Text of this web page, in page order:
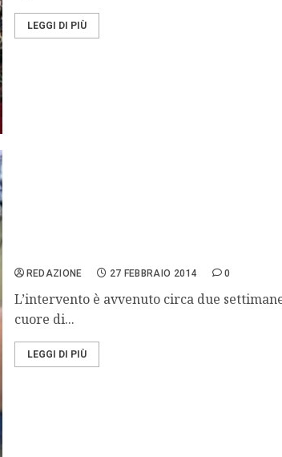
LEGGI DI PIÙ
REDAZIONE 27 FEBBRAIO 2014 0
L’intervento è avvenuto circa due
cuore di...
LEGGI DI PIÙ